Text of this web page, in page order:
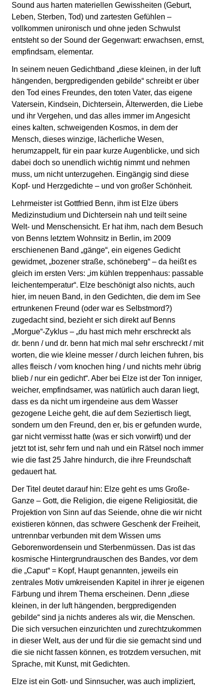
Sound aus harten materiellen Gewissheiten (Geburt,
Leben, Sterben, Tod) und zartesten Gefühlen –
vollkommen unironisch und ohne jeden Schwulst
entsteht so der Sound der Gegenwart: erwachsen, ernst,
empfindsam, elementar.
In seinem neuen Gedichtband „diese kleinen, in der luft
hängenden, bergpredigenden gebilde“ schreibt er über
den Tod eines Freundes, den toten Vater, das eigene
Vatersein, Kindsein, Dichtersein, Älterwerden, die Liebe
und ihr Vergehen, und das alles immer im Angesicht
eines kalten, schweigenden Kosmos, in dem der
Mensch, dieses winzige, lächerliche Wesen,
herumzappelt, für ein paar kurze Augenblicke, und sich
dabei doch so unendlich wichtig nimmt und nehmen
muss, um nicht unterzugehen. Eingängig sind diese
Kopf- und Herzgedichte – und von großer Schönheit.
Lehrmeister ist Gottfried Benn, ihm ist Elze übers
Medizinstudium und Dichtersein nah und teilt seine
Welt- und Menschensicht. Er hat ihm, nach dem Besuch
von Benns letztem Wohnsitz in Berlin, im 2009
erschienenen Band „gänge“, ein eigenes Gedicht
gewidmet, „bozener straße, schöneberg“ – da heißt es
gleich im ersten Vers: „im kühlen treppenhaus: passable
leichentemperatur“. Elze beschönigt also nichts, auch
hier, im neuen Band, in den Gedichten, die dem im See
ertrunkenen Freund (oder war es Selbstmord?)
zugedacht sind, bezieht er sich direkt auf Benns
„Morgue“-Zyklus – „du hast mich mehr erschreckt als
dr. benn / und dr. benn hat mich mal sehr erschreckt / mit
worten, die wie kleine messer / durch leichen fuhren, bis
alles fleisch / vom knochen hing / und nichts mehr übrig
blieb / nur ein gedicht“. Aber bei Elze ist der Ton inniger,
weicher, empfindsamer, was natürlich auch daran liegt,
dass es da nicht um irgendeine aus dem Wasser
gezogene Leiche geht, die auf dem Seziertisch liegt,
sondern um den Freund, den er, bis er gefunden wurde,
gar nicht vermisst hatte (was er sich vorwirft) und der
jetzt tot ist, sehr fern und nah und ein Rätsel noch immer
wie die fast 25 Jahre hindurch, die ihre Freundschaft
gedauert hat.
Der Titel deutet darauf hin: Elze geht es ums Große-
Ganze – Gott, die Religion, die eigene Religiosität, die
Projektion von Sinn auf das Seiende, ohne die wir nicht
existieren können, das schwere Geschenk der Freiheit,
untrennbar verbunden mit dem Wissen ums
Geborenwordensein und Sterbenmüssen. Das ist das
kosmische Hintergrundrauschen des Bandes, vor dem
die „Caput“ = Kopf, Haupt genannten, jeweils ein
zentrales Motiv umkreisenden Kapitel in ihrer je eigenen
Färbung und ihrem Thema erscheinen. Denn „diese
kleinen, in der luft hängenden, bergpredigenden
gebilde“ sind ja nichts anderes als wir, die Menschen.
Die sich versuchen einzurichten und zurechtzukommen
in dieser Welt, aus der und für die sie gemacht sind und
die sie nicht fassen können, es trotzdem versuchen, mit
Sprache, mit Kunst, mit Gedichten.
Elze ist ein Gott- und Sinnsucher, was auch impliziert,